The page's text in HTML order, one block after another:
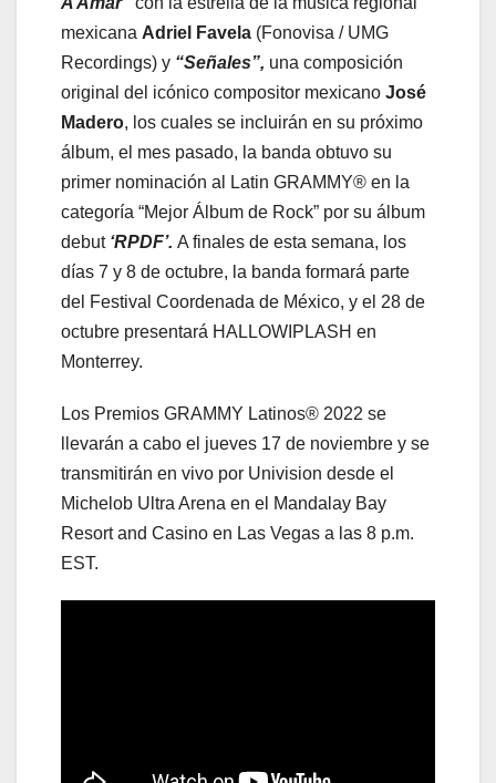
mexicana Adriel Favela (Fonovisa / UMG
Recordings) y “Señales”, una composición
original del icónico compositor mexicano José
Madero, los cuales se incluirán en su próximo
álbum, el mes pasado, la banda obtuvo su
primer nominación al Latin GRAMMY® en la
categoría “Mejor Álbum de Rock” por su álbum
debut ‘RPDF’. A finales de esta semana, los
días 7 y 8 de octubre, la banda formará parte
del Festival Coordenada de México, y el 28 de
octubre presentará HALLOWIPLASH en
Monterrey.
Los Premios GRAMMY Latinos® 2022 se
llevarán a cabo el jueves 17 de noviembre y se
transmitirán en vivo por Univision desde el
Michelob Ultra Arena en el Mandalay Bay
Resort and Casino en Las Vegas a las 8 p.m.
EST.